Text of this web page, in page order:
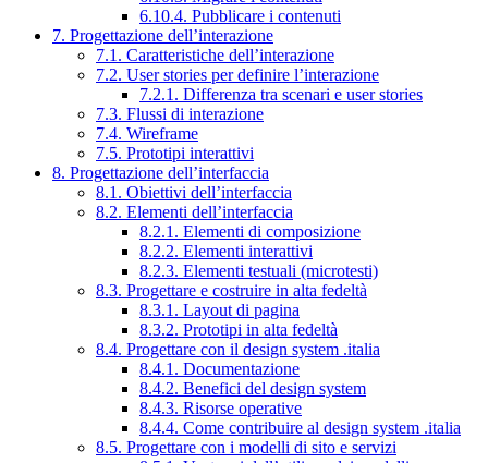
6.10.4. Pubblicare i contenuti
7. Progettazione dell’interazione
7.1. Caratteristiche dell’interazione
7.2. User stories per definire l’interazione
7.2.1. Differenza tra scenari e user stories
7.3. Flussi di interazione
7.4. Wireframe
7.5. Prototipi interattivi
8. Progettazione dell’interfaccia
8.1. Obiettivi dell’interfaccia
8.2. Elementi dell’interfaccia
8.2.1. Elementi di composizione
8.2.2. Elementi interattivi
8.2.3. Elementi testuali (microtesti)
8.3. Progettare e costruire in alta fedeltà
8.3.1. Layout di pagina
8.3.2. Prototipi in alta fedeltà
8.4. Progettare con il design system .italia
8.4.1. Documentazione
8.4.2. Benefici del design system
8.4.3. Risorse operative
8.4.4. Come contribuire al design system .italia
8.5. Progettare con i modelli di sito e servizi